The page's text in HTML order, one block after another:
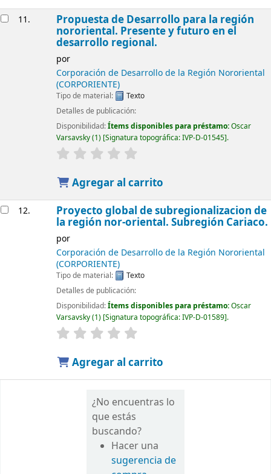
11. Propuesta de Desarrollo para la región
nororiental. Presente y futuro en el
desarrollo regional.
por
Corporación de Desarrollo de la Región Nororiental
(CORPORIENTE)
Tipo de material:
Texto
Detalles de publicación:
Disponibilidad:Ítems disponibles para préstamo:Oscar
Varsavsky(1) Signatura topográfica:IVP-D-01545 .
Agregar al carrito
12. Proyecto global de subregionalizacion de
la región nor-oriental. Subregión Cariaco.
por
Corporación de Desarrollo de la Región Nororiental
(CORPORIENTE)
Tipo de material:
Texto
Detalles de publicación:
Disponibilidad:Ítems disponibles para préstamo:Oscar
Varsavsky(1) Signatura topográfica:IVP-D-01589 .
Agregar al carrito
¿No encuentras lo
que estás
buscando?
Hacer una
sugerencia de